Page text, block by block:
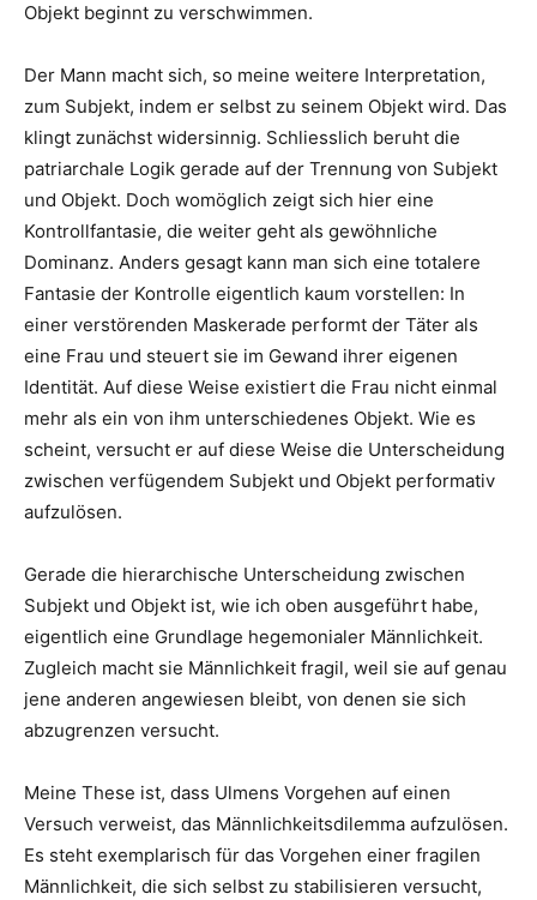
Objekt beginnt zu verschwimmen.
Der Mann macht sich, so meine weitere Interpretation,
zum Subjekt, indem er selbst zu seinem Objekt wird. Das
klingt zunächst widersinnig. Schliesslich beruht die
patriarchale Logik gerade auf der Trennung von Subjekt
und Objekt. Doch womöglich zeigt sich hier eine
Kontrollfantasie, die weiter geht als gewöhnliche
Dominanz. Anders gesagt kann man sich eine totalere
Fantasie der Kontrolle eigentlich kaum vorstellen: In
einer verstörenden Maskerade performt der Täter als
eine Frau und steuert sie im Gewand ihrer eigenen
Identität. Auf diese Weise existiert die Frau nicht einmal
mehr als ein von ihm unterschiedenes Objekt. Wie es
scheint, versucht er auf diese Weise die Unterscheidung
zwischen verfügendem Subjekt und Objekt performativ
aufzulösen.
Gerade die hierarchische Unterscheidung zwischen
Subjekt und Objekt ist, wie ich oben ausgeführt habe,
eigentlich eine Grundlage hegemonialer Männlichkeit.
Zugleich macht sie Männlichkeit fragil, weil sie auf genau
jene anderen angewiesen bleibt, von denen sie sich
abzugrenzen versucht.
Meine These ist, dass Ulmens Vorgehen auf einen
Versuch verweist, das Männlichkeitsdilemma aufzulösen.
Es steht exemplarisch für das Vorgehen einer fragilen
Männlichkeit, die sich selbst zu stabilisieren versucht,